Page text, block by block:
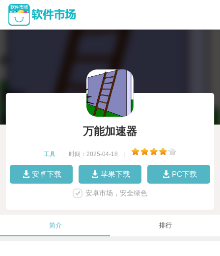
万能加速器
工具 时间：2025-04-18
安卓下载 苹果下载 PC下载
安卓市场，安全绿色
简介 排行